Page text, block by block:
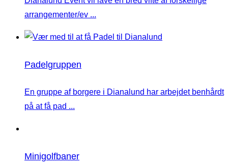
arrangementer/ev ...
Padelgruppen
En gruppe af borgere i Dianalund har arbejdet benhårdt
på at få pad ...
Minigolfbaner